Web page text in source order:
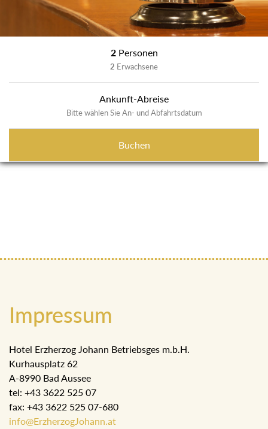
2 Personen
2 Erwachsene
Ankunft-Abreise
Bitte wählen Sie An- und Abfahrtsdatum
Buchen
Impressum
Hotel Erzherzog Johann Betriebsges m.b.H.
Kurhausplatz 62
A-8990 Bad Aussee
tel: +43 3622 525 07
fax: +43 3622 525 07-680
info@ErzherzogJohann.at